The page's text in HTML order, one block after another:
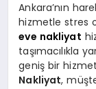
Ankara’nın
hizmetle stres
eve nakliyat
taşımacılıkla
geniş bir
Nakliyat,